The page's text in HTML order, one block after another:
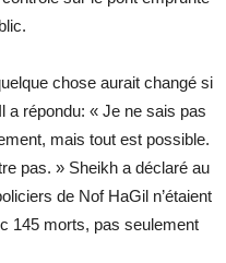
chose aurait changé si
a répondu: « Je ne sais pas
mais tout est possible.
pas. » Sheikh a déclaré au
de Nof HaGil n’étaient
145 morts, pas seulement